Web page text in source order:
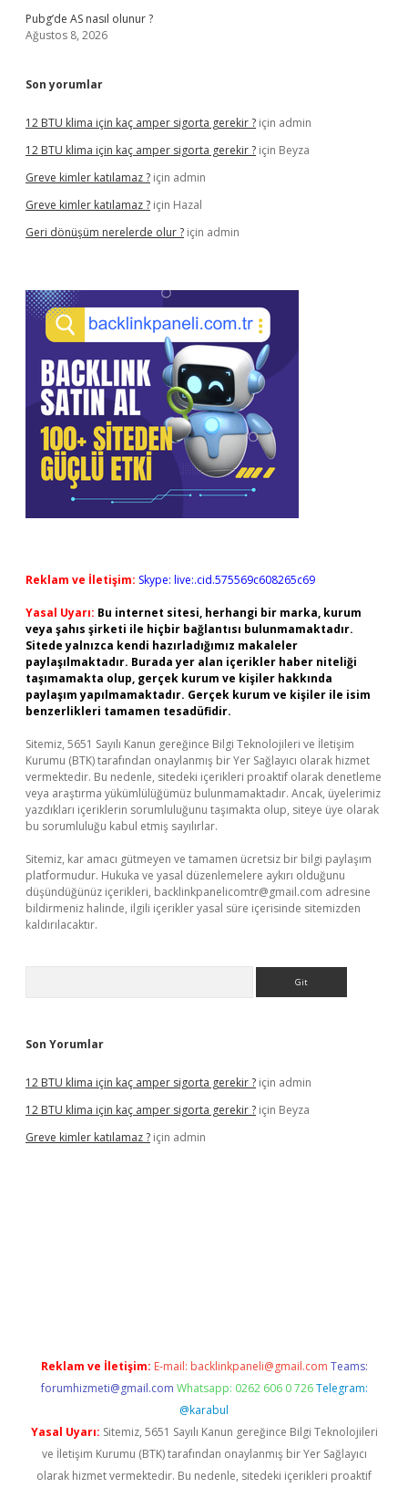
Pubg’de AS nasıl olunur ?
Ağustos 8, 2026
Son yorumlar
12 BTU klima için kaç amper sigorta gerekir ? için admin
12 BTU klima için kaç amper sigorta gerekir ? için Beyza
Greve kimler katılamaz ? için admin
Greve kimler katılamaz ? için Hazal
Geri dönüşüm nerelerde olur ? için admin
Reklam ve İletişim: Skype: live:.cid.575569c608265c69
Yasal Uyarı: Bu internet sitesi, herhangi bir marka, kurum
veya şahıs şirketi ile hiçbir bağlantısı bulunmamaktadır.
Sitede yalnızca kendi hazırladığımız makaleler
paylaşılmaktadır. Burada yer alan içerikler haber niteliği
taşımamakta olup, gerçek kurum ve kişiler hakkında
paylaşım yapılmamaktadır. Gerçek kurum ve kişiler ile isim
benzerlikleri tamamen tesadüfidir.
Sitemiz, 5651 Sayılı Kanun gereğince Bilgi Teknolojileri ve İletişim
Kurumu (BTK) tarafından onaylanmış bir Yer Sağlayıcı olarak hizmet
vermektedir. Bu nedenle, sitedeki içerikleri proaktif olarak denetleme
veya araştırma yükümlülüğümüz bulunmamaktadır. Ancak, üyelerimiz
yazdıkları içeriklerin sorumluluğunu taşımakta olup, siteye üye olarak
bu sorumluluğu kabul etmiş sayılırlar.
Sitemiz, kar amacı gütmeyen ve tamamen ücretsiz bir bilgi paylaşım
platformudur. Hukuka ve yasal düzenlemelere aykırı olduğunu
düşündüğünüz içerikleri, backlinkpanelicomtr@gmail.com adresine
bildirmeniz halinde, ilgili içerikler yasal süre içerisinde sitemizden
kaldırılacaktır.
Son Yorumlar
12 BTU klima için kaç amper sigorta gerekir ? için admin
12 BTU klima için kaç amper sigorta gerekir ? için Beyza
Greve kimler katılamaz ? için admin
Reklam ve İletişim: E-mail: backlinkpaneli@gmail.com Teams:
forumhizmeti@gmail.com Whatsapp: 0262 606 0 726 Telegram:
@karabul
Yasal Uyarı: Sitemiz, 5651 Sayılı Kanun gereğince Bilgi Teknolojileri
ve İletişim Kurumu (BTK) tarafından onaylanmış bir Yer Sağlayıcı
olarak hizmet vermektedir. Bu nedenle, sitedeki içerikleri proaktif